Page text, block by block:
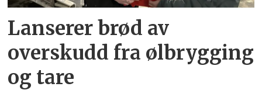
Lanserer brød av
overskudd fra ølbrygging
og tare